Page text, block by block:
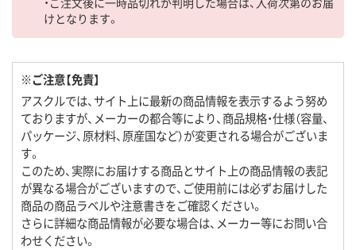
けとなります。
※ご注意【免責】
アスクルでは、サイト上に最新の商品情報を表示するよう努め
ておりますが、メーカーの都合等により、商品規格・仕様（容量、
パッケージ、原材料、原産国など）が変更される場合がございま
す。
このため、実際にお届けする商品とサイト上の商品情報の表記
が異なる場合がございますので、ご使用前には必ずお届けした
商品の商品ラベルや注意書きをご確認ください。
さらに詳細な商品情報が必要な場合は、メーカー等にお問い合
わせください。